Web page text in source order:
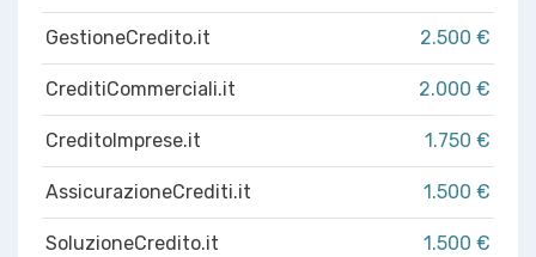
GestioneCredito.it 2.500 €
CreditiCommerciali.it 2.000 €
CreditoImprese.it 1.750 €
AssicurazioneCrediti.it 1.500 €
SoluzioneCredito.it 1.500 €